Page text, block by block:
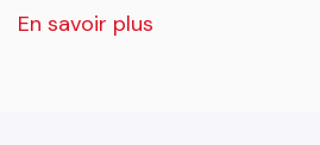
En savoir plus